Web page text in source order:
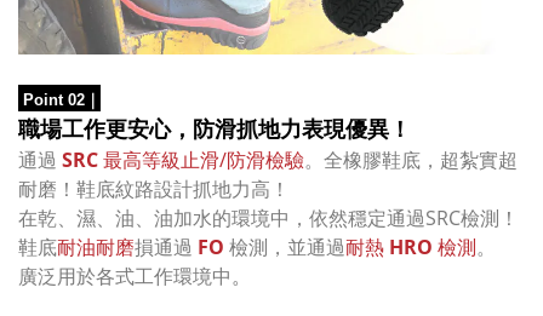
Point 02
職場工作更安心，防滑抓地力表現優異！
通過 SRC最高等級止滑/防滑檢驗。 全橡膠鞋底，超紮實超
耐磨！ 鞋底紋路設計抓地力高！
在乾、濕、油、油加水的環境中，依然穩定通過SRC檢測！
鞋底耐油耐磨損通過 FO 檢測，並通過耐熱 HRO 檢測。
廣泛用於各式工作環境中。